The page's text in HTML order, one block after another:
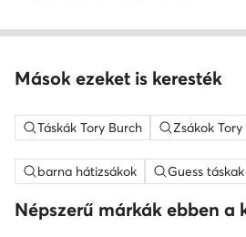
Mások ezeket is keresték
Táskák Tory Burch Zsákok
barna hátizsákok Guess táskak
Népszerű márkák ebben a